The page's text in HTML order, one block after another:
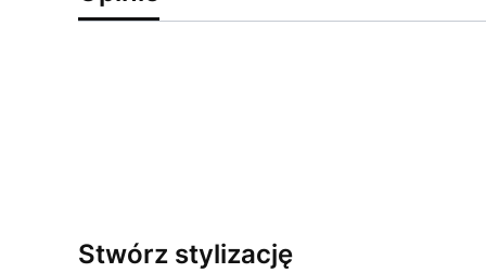
Stwórz stylizację